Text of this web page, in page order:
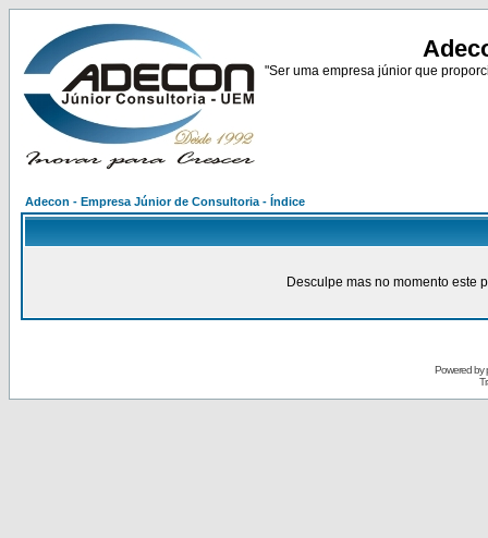
"Ser uma empresa júnior que
Adecon - Empresa Júnior de Consultoria - Índice
Desculpe mas no momento este
Powered by